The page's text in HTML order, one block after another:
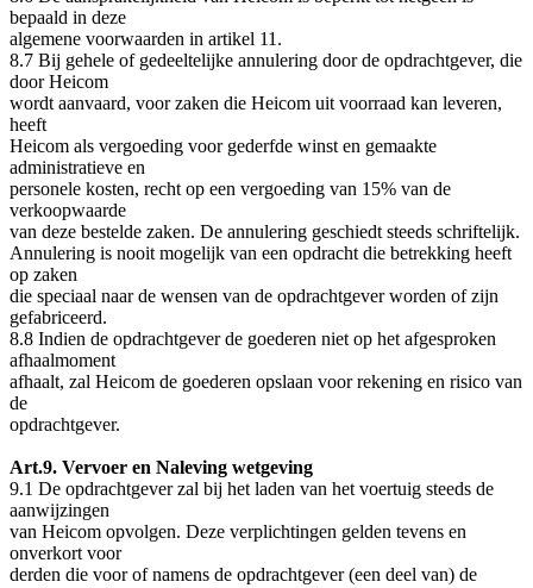
bepaald in deze
algemene voorwaarden in artikel 11.
8.7 Bij gehele of gedeeltelijke annulering door de opdrachtgever, die
door Heicom
wordt aanvaard, voor zaken die Heicom uit voorraad kan leveren,
heeft
Heicom als vergoeding voor gederfde winst en gemaakte
administratieve en
personele kosten, recht op een vergoeding van 15% van de
verkoopwaarde
van deze bestelde zaken. De annulering geschiedt steeds schriftelijk.
Annulering is nooit mogelijk van een opdracht die betrekking heeft
op zaken
die speciaal naar de wensen van de opdrachtgever worden of zijn
gefabriceerd.
8.8 Indien de opdrachtgever de goederen niet op het afgesproken
afhaalmoment
afhaalt, zal Heicom de goederen opslaan voor rekening en risico van
de
opdrachtgever.
Art.9. Vervoer en Naleving wetgeving
9.1 De opdrachtgever zal bij het laden van het voertuig steeds de
aanwijzingen
van Heicom opvolgen. Deze verplichtingen gelden tevens en
onverkort voor
derden die voor of namens de opdrachtgever (een deel van) de